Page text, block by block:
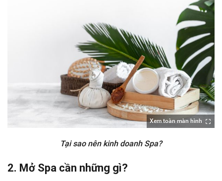
Xem toàn màn hình
Tại sao nên kinh doanh Spa?
2. Mở Spa cần những gì?